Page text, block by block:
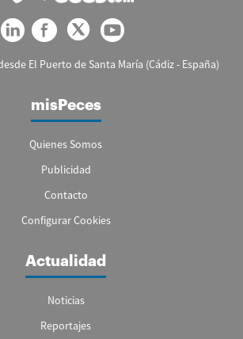
El Puerto de Santa María (Cádiz - España)
misPeces
Quienes Somos
Publicidad
Contacto
Configurar Cookies
Actualidad
Noticias
Reportajes